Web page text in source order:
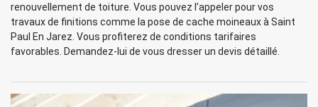
renouvellement de toiture. Vous pouvez l’appeler pour vos
travaux de finitions comme la pose de cache moineaux à Saint
Paul En Jarez. Vous profiterez de conditions tarifaires
favorables. Demandez-lui de vous dresser un devis détaillé.